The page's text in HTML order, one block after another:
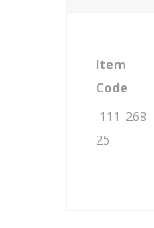
Item
Code
111-268-
25